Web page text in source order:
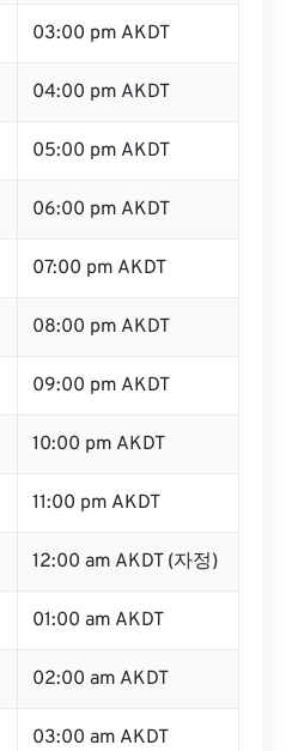
03:00 pm AKDT
04:00 pm AKDT
05:00 pm AKDT
06:00 pm AKDT
07:00 pm AKDT
08:00 pm AKDT
09:00 pm AKDT
10:00 pm AKDT
11:00 pm AKDT
12:00 am AKDT (자정)
01:00 am AKDT
02:00 am AKDT
03:00 am AKDT